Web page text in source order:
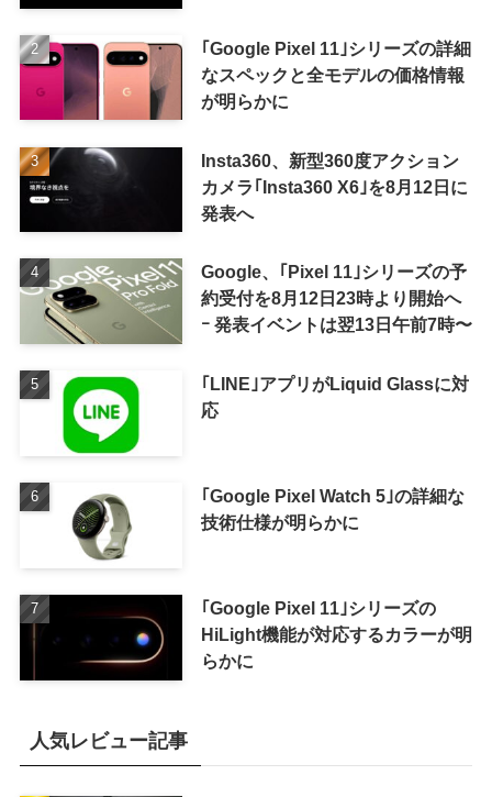
｢Google Pixel 11｣シリーズの詳細
なスペックと全モデルの価格情報
が明らかに
Insta360、新型360度アクション
カメラ｢Insta360 X6｣を8月12日に
発表へ
Google、｢Pixel 11｣シリーズの予
約受付を8月12日23時より開始へ
ｰ 発表イベントは翌13日午前7時〜
｢LINE｣アプリがLiquid Glassに対
応
｢Google Pixel Watch 5｣の詳細な
技術仕様が明らかに
｢Google Pixel 11｣シリーズの
HiLight機能が対応するカラーが明
らかに
人気レビュー記事